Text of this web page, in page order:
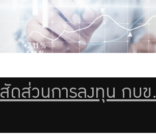
บริการสมาชิก
ลงทุน
รายงานผลการดำเนินงาน
สัดส่วนการลงทุน กบข.